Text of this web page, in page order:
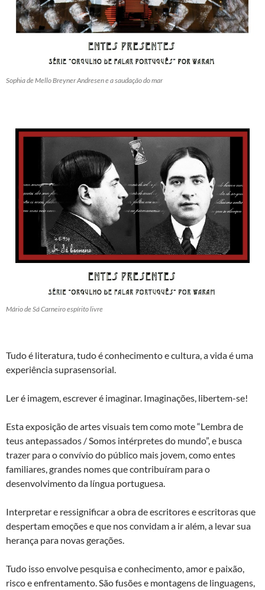
Sophia de Mello Breyner Andresen e a saudação do mar
Mário de Sá Carneiro espírito livre
Tudo é literatura, tudo é conhecimento e cultura, a vida é uma
experiência suprasensorial.
Ler é imagem, escrever é imaginar. Imaginações, libertem-se!
Esta exposição de artes visuais tem como mote “Lembra de
teus antepassados / Somos intérpretes do mundo”, e busca
trazer para o convívio do público mais jovem, como entes
familiares, grandes nomes que contribuíram para o
desenvolvimento da língua portuguesa.
Interpretar e ressignificar a obra de escritores e escritoras que
despertam emoções e que nos convidam a ir além, a levar sua
herança para novas gerações.
Tudo isso envolve pesquisa e conhecimento, amor e paixão,
risco e enfrentamento. São fusões e montagens de linguagens,